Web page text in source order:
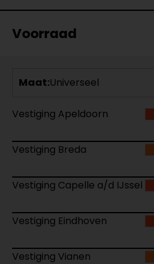
Voorraad
Maat:Universeel
Vestiging Apeldoorn
Vestiging Breda
Vestiging Capelle a/d IJssel
Vestiging Eindhoven
Vestiging Vianen